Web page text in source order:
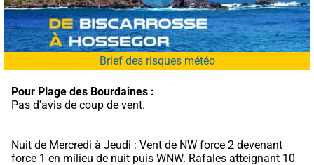
Brief des risques météo
Pour Plage des Bourdaines :
Pas d'avis de coup de vent.
Nuit de Mercredi à Jeudi : Vent de NW force 2 devenant
force 1 en milieu de nuit puis WNW. Rafales atteignant 10